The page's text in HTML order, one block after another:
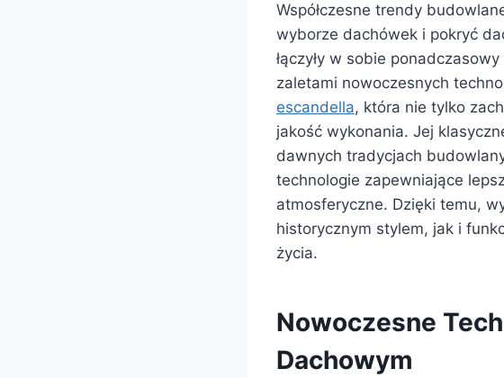
Współczesne trendy
wyborze dachówek i pokryć
łączyły w sobie
zaletami nowoczesnych
escandella, która nie tylko
jakość wykonania. Jej
dawnych tradycjach
technologie zapewniające
atmosferyczne. Dzięki temu,
historycznym stylem, jak i
życia.
Nowoczesne
Dachowym